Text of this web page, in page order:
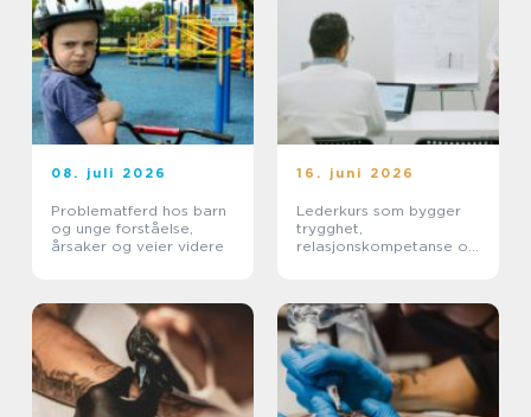
08. juli 2026
Problematferd hos barn
og unge forståelse,
årsaker og veier videre
16. juni 2026
Lederkurs som bygger
trygghet,
relasjonskompetanse og